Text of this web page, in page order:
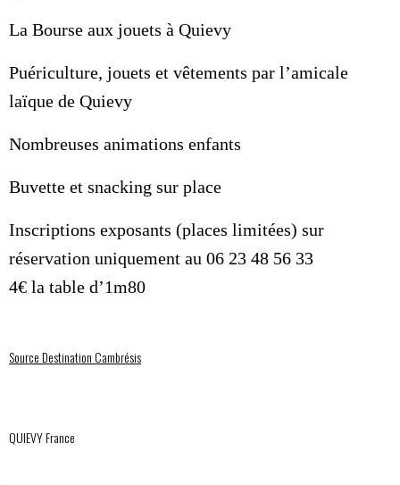
La Bourse aux jouets à Quievy
Puériculture, jouets et vêtements par l’amicale
laïque de Quievy
Nombreuses animations enfants
Buvette et snacking sur place
Inscriptions exposants (places limitées) sur
réservation uniquement au 06 23 48 56 33
4€ la table d’1m80
Source Destination Cambrésis
QUIEVY France